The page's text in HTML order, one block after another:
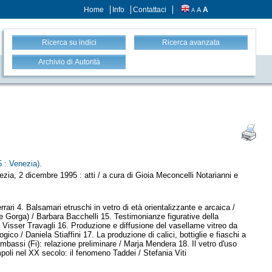
Home Info Contattaci A A A
Ricerca su indici Ricerca avanzata
Archivio di Autorità